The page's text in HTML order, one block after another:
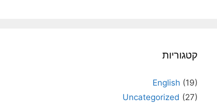
קטגוריות
English (19)
Uncategorized (27)